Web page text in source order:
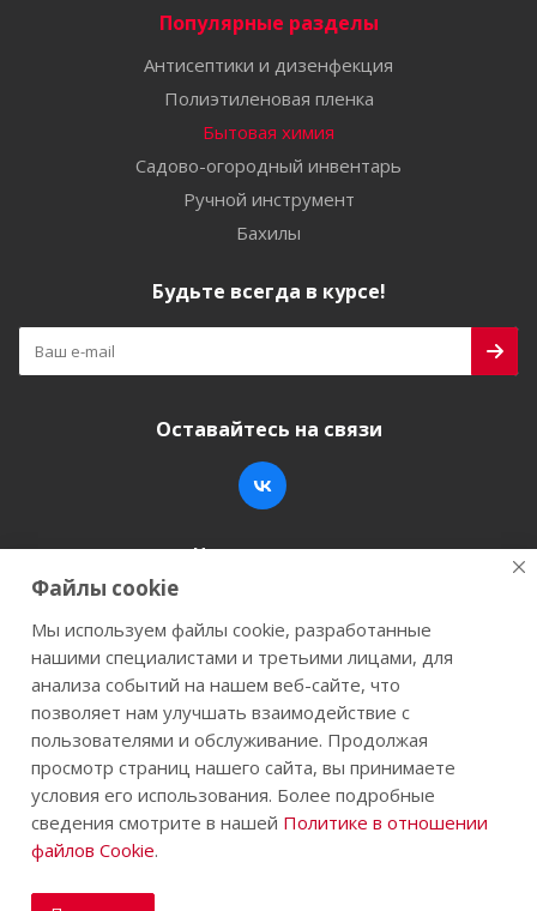
Популярные разделы
Антисептики и дизенфекция
Полиэтиленовая пленка
Бытовая химия
Садово-огородный инвентарь
Ручной инструмент
Бахилы
Будьте всегда в курсе!
Оставайтесь на связи
Наши контакты
+7 (846) 200-05-15
г. Самара, ул. Заводское шоссе, 17
2026 © Строй-К.рф. Сайт не является публичной
офертой.
Файлы cookie
Мы используем файлы cookie, разработанные
нашими специалистами и третьими лицами, для
анализа событий на нашем веб-сайте, что
позволяет нам улучшать взаимодействие с
пользователями и обслуживание. Продолжая
просмотр страниц нашего сайта, вы принимаете
условия его использования. Более подробные
сведения смотрите в нашей Политике в отношении
файлов Cookie.